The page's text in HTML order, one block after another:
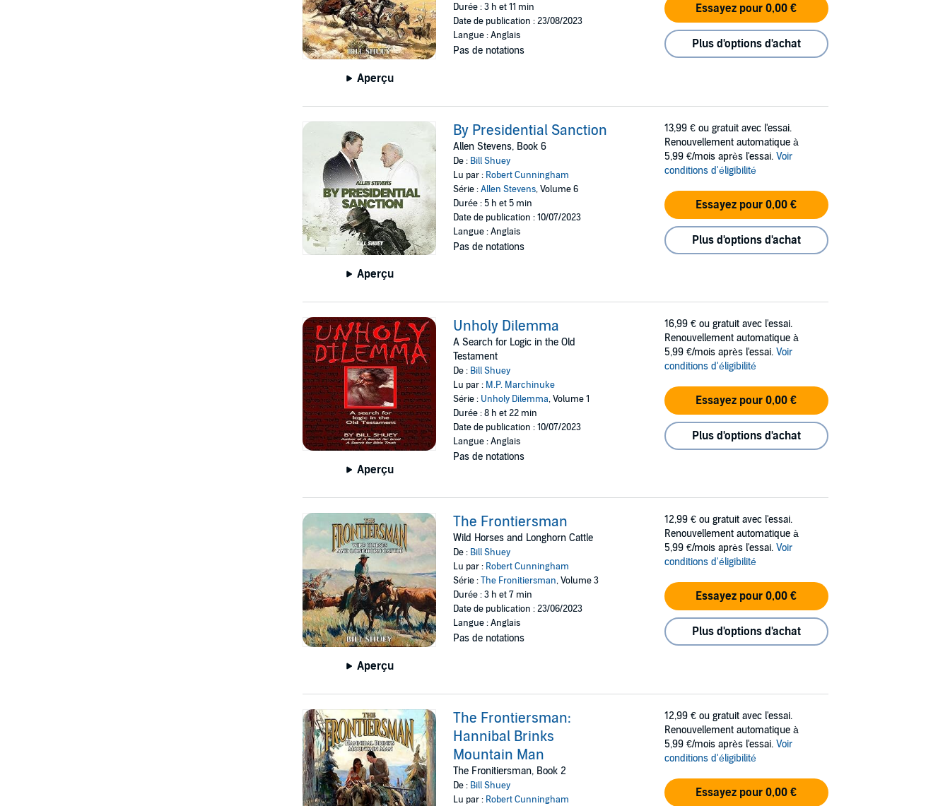
Aperçu
Durée : 3 h et 11 min
Date de publication : 23/08/2023
Langue : Anglais
Pas de notations
Essayez pour 0,00 €
Plus d'options d'achat
Aperçu
By Presidential Sanction
Allen Stevens, Book 6
De : Bill Shuey
Lu par : Robert Cunningham
Série :Allen Stevens, Volume 6
Durée : 5 h et 5 min
Date de publication : 10/07/2023
Langue : Anglais
Pas de notations
13,99 € ou gratuit avec l'essai.
Renouvellement automatique à
5,99 €/mois après l'essai. Voir
conditions d'éligibilité
Essayez pour 0,00 €
Plus d'options d'achat
Aperçu
Unholy Dilemma
A Search for Logic in the Old
Testament
De : Bill Shuey
Lu par : M.P. Marchinuke
Série : Unholy Dilemma, Volume 1
Durée : 8 h et 22 min
Date de publication : 10/07/2023
Langue : Anglais
Pas de notations
16,99 € ou gratuit avec l'essai.
Renouvellement automatique à
5,99 €/mois après l'essai. Voir
conditions d'éligibilité
Essayez pour 0,00 €
Plus d'options d'achat
Aperçu
The Frontiersman
Wild Horses and Longhorn Cattle
De : Bill Shuey
Lu par : Robert Cunningham
Série :The Fronitiersman, Volume 3
Durée : 3 h et 7 min
Date de publication : 23/06/2023
Langue : Anglais
Pas de notations
12,99 € ou gratuit avec l'essai.
Renouvellement automatique à
5,99 €/mois après l'essai. Voir
conditions d'éligibilité
Essayez pour 0,00 €
Plus d'options d'achat
The Frontiersman:
Hannibal Brinks
Mountain Man
The Fronitiersman, Book 2
De : Bill Shuey
Lu par : Robert Cunningham
12,99 € ou gratuit avec l'essai.
Renouvellement automatique à
5,99 €/mois après l'essai. Voir
conditions d'éligibilité
Essayez pour 0,00 €